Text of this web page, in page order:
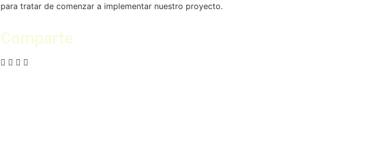
para tratar de comenzar a implementar nuestro proyecto.
Comparte